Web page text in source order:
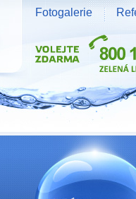
Fotogalerie